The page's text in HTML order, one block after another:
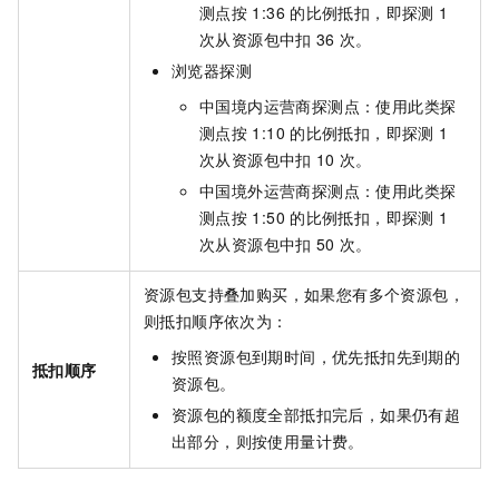
测点按 1:36 的比例抵扣，即探测 1
次从资源包中扣 36 次。
浏览器探测
中国境内运营商探测点：使用此类探
测点按 1:10 的比例抵扣，即探测 1
次从资源包中扣 10 次。
中国境外运营商探测点：使用此类探
测点按 1:50 的比例抵扣，即探测 1
次从资源包中扣 50 次。
抵扣顺序
资源包支持叠加购买，如果您有多个资源包，
则抵扣顺序依次为：
按照资源包到期时间，优先抵扣先到期的
资源包。
资源包的额度全部抵扣完后，如果仍有超
出部分，则按使用量计费。